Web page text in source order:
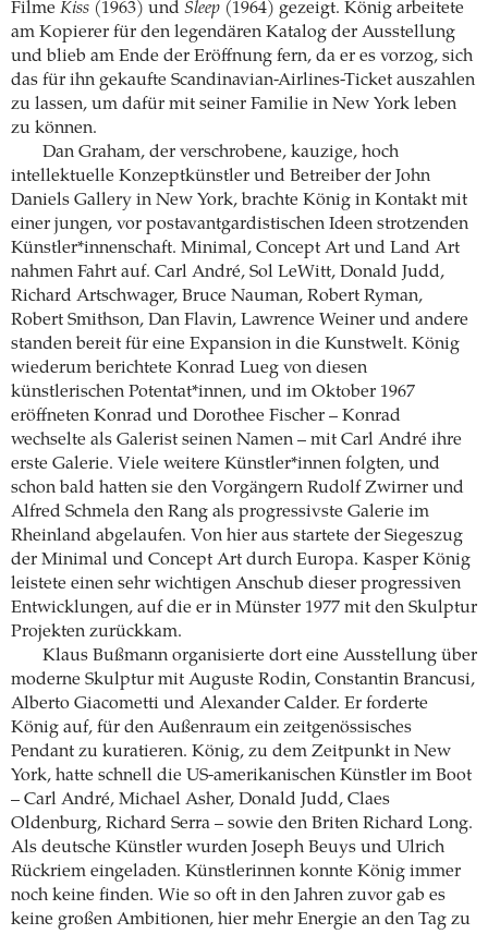
Filme Kiss (1963) und Sleep (1964) gezeigt. König arbeitete
am Kopierer für den legendären Katalog der Ausstellung
und blieb am Ende der Eröffnung fern, da er es vorzog, sich
das für ihn gekaufte Scandinavian-Airlines-Ticket auszahlen
zu lassen, um dafür mit seiner Familie in New York leben
zu können.
Dan Graham, der verschrobene, kauzige, hoch
intellektuelle Konzeptkünstler und Betreiber der John
Daniels Gallery in New York, brachte König in Kontakt mit
einer jungen, vor postavantgardistischen Ideen strotzenden
Künstler*innenschaft. Minimal, Concept Art und Land Art
nahmen Fahrt auf. Carl André, Sol LeWitt, Donald Judd,
Richard Artschwager, Bruce Nauman, Robert Ryman,
Robert Smithson, Dan Flavin, Lawrence Weiner und andere
standen bereit für eine Expansion in die Kunstwelt. König
wiederum berichtete Konrad Lueg von diesen
künstlerischen Potentat*innen, und im Oktober 1967
eröffneten Konrad und Dorothee Fischer – Konrad
wechselte als Galerist seinen Namen – mit Carl André ihre
erste Galerie. Viele weitere Künstler*innen folgten, und
schon bald hatten sie den Vorgängern Rudolf Zwirner und
Alfred Schmela den Rang als progressivste Galerie im
Rheinland abgelaufen. Von hier aus startete der Siegeszug
der Minimal und Concept Art durch Europa. Kasper König
leistete einen sehr wichtigen Anschub dieser progressiven
Entwicklungen, auf die er in Münster 1977 mit den Skulptur
Projekten zurückkam.
Klaus Bußmann organisierte dort eine Ausstellung über
moderne Skulptur mit Auguste Rodin, Constantin Brancusi,
Alberto Giacometti und Alexander Calder. Er forderte
König auf, für den Außenraum ein zeitgenössisches
Pendant zu kuratieren. König, zu dem Zeitpunkt in New
York, hatte schnell die US-amerikanischen Künstler im Boot
– Carl André, Michael Asher, Donald Judd, Claes
Oldenburg, Richard Serra – sowie den Briten Richard Long.
Als deutsche Künstler wurden Joseph Beuys und Ulrich
Rückriem eingeladen. Künstlerinnen konnte König immer
noch keine finden. Wie so oft in den Jahren zuvor gab es
keine großen Ambitionen, hier mehr Energie an den Tag zu